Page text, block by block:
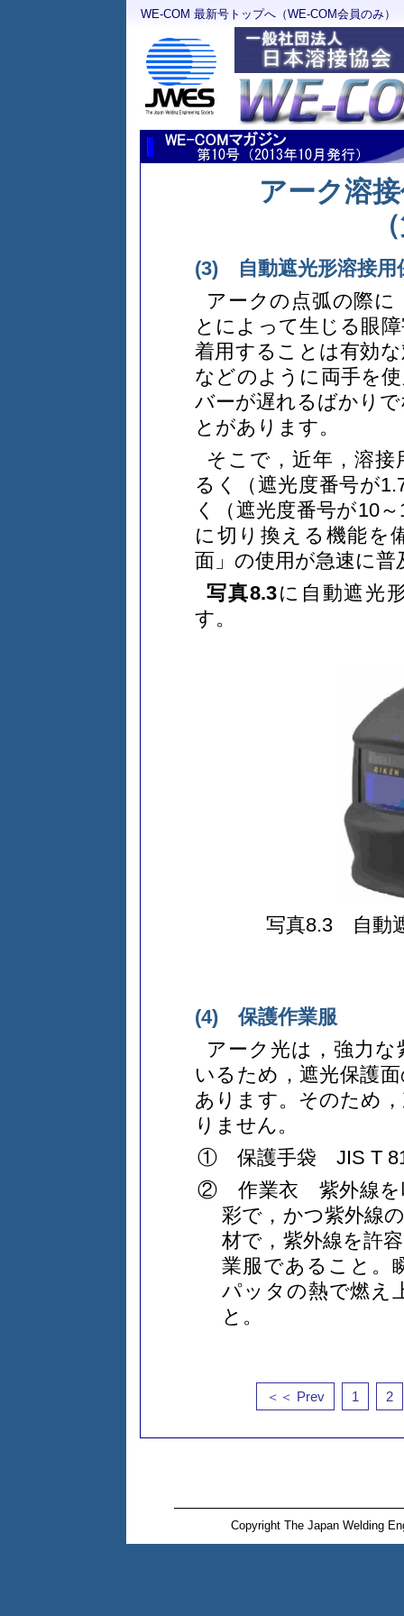
WE-COM 最新号トップへ（WE-COM会員のみ）
アーク溶
(3) 自動遮光形溶接用
アークの点弧の際
とによって生じる眼
着用することは有効
などのように両手を
バーが遅れるばかり
とがあります。
そこで，近年，溶
るく（遮光度番号が
く（遮光度番号が10
に切り換える機能を
面」の使用が急速に
写真8.3に自動遮光
す。
写真8.3 自動
(4) 保護作業服
アーク光は，強力
いるため，遮光保護
あります。そのため
りません。
① 保護手袋 JIS T
② 作業衣 紫外線を
彩で，かつ紫外線
材で，紫外線を許
業服であること。
パッタの熱で燃え
と。
＜＜ Prev 1 2
Copyright The Japan Welding